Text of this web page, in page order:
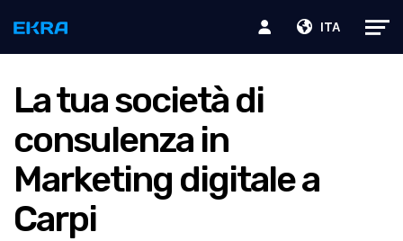
ITA
La tua società di
consulenza in
Marketing digitale a
Carpi